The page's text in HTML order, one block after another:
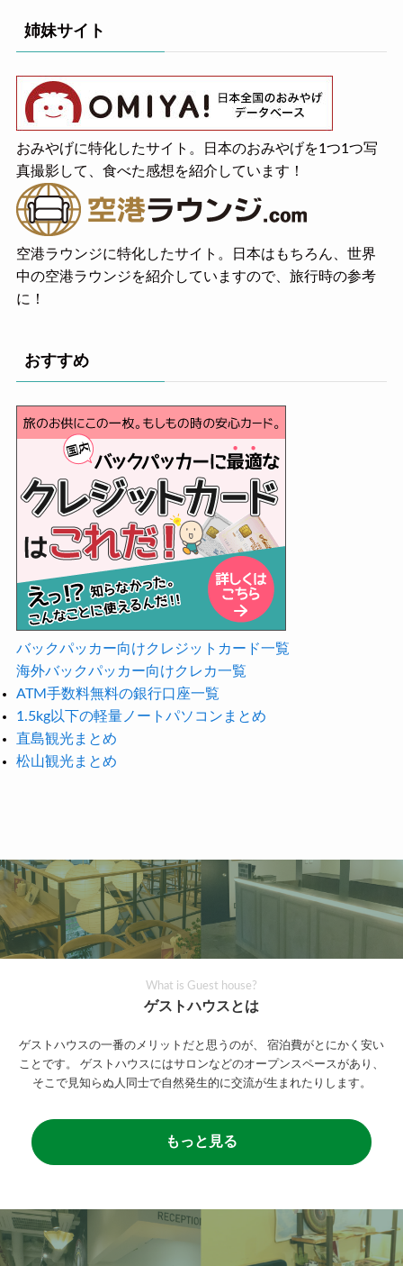
姉妹サイト
おみやげに特化したサイト。日本のおみやげを1つ1つ写
真撮影して、食べた感想を紹介しています！
空港ラウンジに特化したサイト。日本はもちろん、世界
中の空港ラウンジを紹介していますので、旅行時の参考
に！
おすすめ
バックパッカー向けクレジットカード一覧
海外バックパッカー向けクレカ一覧
ATM手数料無料の銀行口座一覧
1.5kg以下の軽量ノートパソコンまとめ
直島観光まとめ
松山観光まとめ
What is Guest house?
ゲストハウスとは
ゲストハウスの一番のメリットだと思うのが、
宿泊費がとにかく安い
ことです。
ゲストハウスにはサロンなどのオープンスペースがあり、
そこで見知らぬ人同士で自然発生的に交流が生まれたりします。
もっと見る